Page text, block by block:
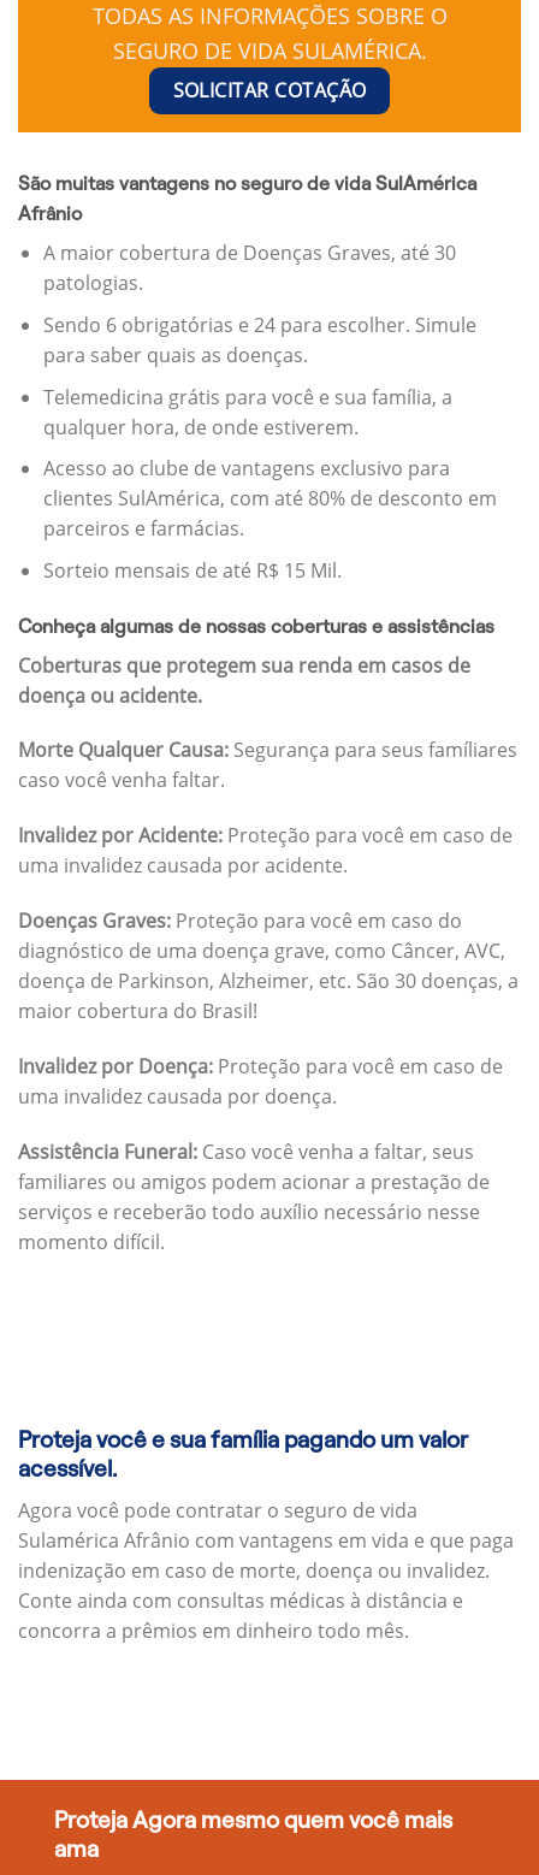
TODAS AS INFORMAÇÕES SOBRE O
SEGURO DE VIDA SULAMÉRICA.
SOLICITAR COTAÇÃO
São muitas vantagens no seguro de vida SulAmérica
Afrânio
A maior cobertura de Doenças Graves, até 30
patologias.
Sendo 6 obrigatórias e 24 para escolher. Simule
para saber quais as doenças.
Telemedicina grátis para você e sua família, a
qualquer hora, de onde estiverem.
Acesso ao clube de vantagens exclusivo para
clientes SulAmérica, com até 80% de desconto em
parceiros e farmácias.
Sorteio mensais de até R$ 15 Mil.
Conheça algumas de nossas coberturas e assistências
Coberturas que protegem sua renda em casos de
doença ou acidente.
Morte Qualquer Causa: Segurança para seus famíliares
caso você venha faltar.
Invalidez por Acidente: Proteção para você em caso de
uma invalidez causada por acidente.
Doenças Graves: Proteção para você em caso do
diagnóstico de uma doença grave, como Câncer, AVC,
doença de Parkinson, Alzheimer, etc. São 30 doenças, a
maior cobertura do Brasil!
Invalidez por Doença: Proteção para você em caso de
uma invalidez causada por doença.
Assistência Funeral: Caso você venha a faltar, seus
familiares ou amigos podem acionar a prestação de
serviços e receberão todo auxílio necessário nesse
momento difícil.
Proteja você e sua família pagando um valor
acessível.
Agora você pode contratar o seguro de vida
Sulamérica Afrânio com vantagens em vida e que paga
indenização em caso de morte, doença ou invalidez.
Conte ainda com consultas médicas à distância e
concorra a prêmios em dinheiro todo mês.
Proteja Agora mesmo quem você mais
ama